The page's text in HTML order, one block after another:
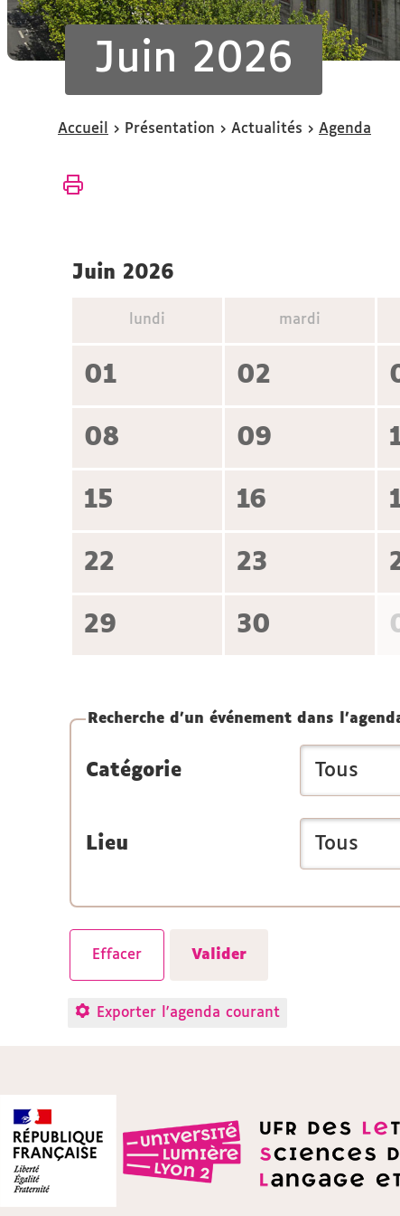
Juin 2026
Vous
ici :
Accueil Présentation Actualités Agenda
juin 2026
lundi mardi
01 02
08 09
15 16
22 23
29 30
Recherche d'un événement dans
Catégorie
Lieu
Exporter l'agenda courant